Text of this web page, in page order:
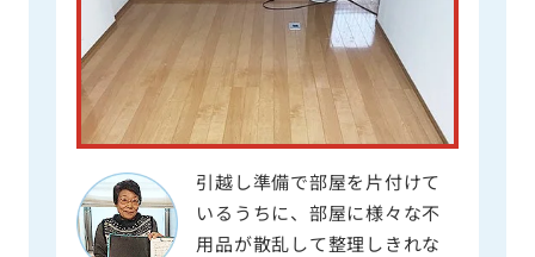
引越し準備で部屋を片付けて
いるうちに、部屋に様々な不
用品が散乱して整理しきれな